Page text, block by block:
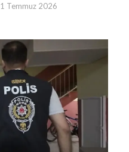
1 Temmuz 2026